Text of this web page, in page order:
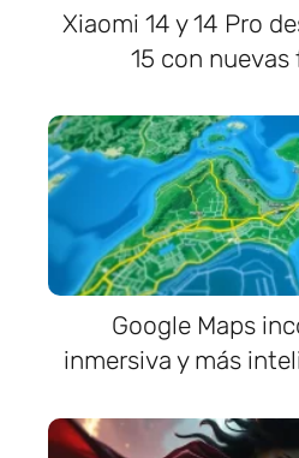
Xiaomi 14 y 14 Pro
15 con
Google Maps
inmersiva y más